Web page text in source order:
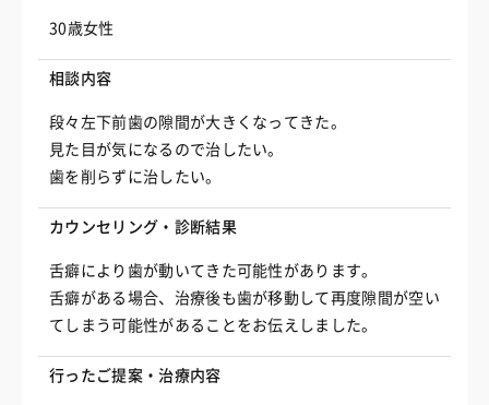
30歳女性
相談内容
段々左下前歯の隙間が大きくなってきた。
見た目が気になるので治したい。
歯を削らずに治したい。
カウンセリング・診断結果
舌癖により歯が動いてきた可能性があります。
舌癖がある場合、治療後も歯が移動して再度隙間が空い
てしまう可能性があることをお伝えしました。
行ったご提案・治療内容